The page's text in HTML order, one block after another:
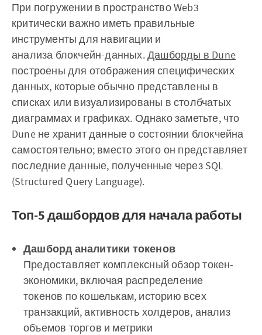
При погружении в пространство Web3
критически важно иметь правильные
инструменты для навигации и
анализа блокчейн-данных.Дашборды в Dune
построены для отображения специфических
данных, которые обычно представлены в
списках или визуализированы в столбчатых
диаграммах и графиках. Однако заметьте, что
Dune не хранит данные о состоянии блокчейна
самостоятельно; вместо этого он представляет
последние данные, полученные через SQL
(Structured Query Language).
Топ-5 дашбордов для начала работы
Дашборд аналитики токенов
Предоставляет комплексный обзор токен-
экономики, включая распределение
токенов по кошелькам, историю всех
транзакций, активность холдеров, анализ
объемов торгов и метрики